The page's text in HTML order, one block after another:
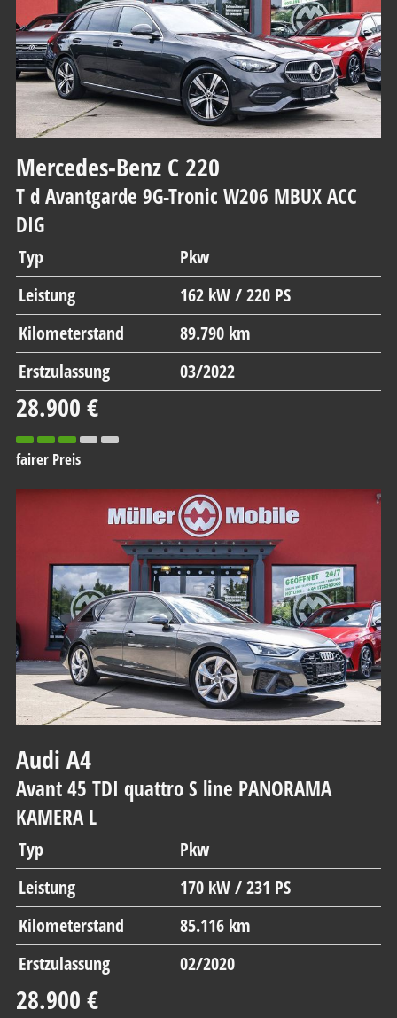
Mercedes-Benz C 220
T d Avantgarde 9G-Tronic W206 MBUX ACC
DIG
Typ
Pkw
Leistung
162 kW / 220 PS
Kilometerstand
89.790 km
Erstzulassung
03/2022
28.900 €
fairer Preis
Audi A4
Avant 45 TDI quattro S line PANORAMA
KAMERA L
Typ
Pkw
Leistung
170 kW / 231 PS
Kilometerstand
85.116 km
Erstzulassung
02/2020
28.900 €